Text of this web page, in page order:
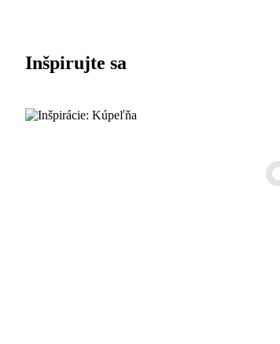
Inšpirujte sa